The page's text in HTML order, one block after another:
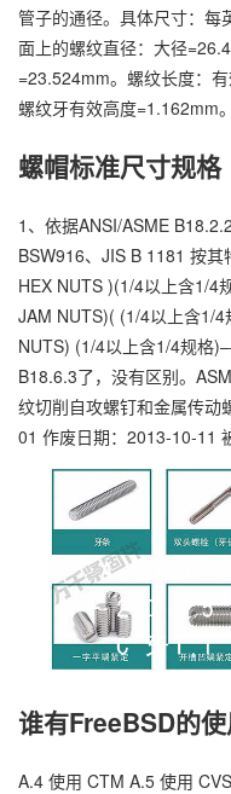
管子的通径。具体尺寸：
面上的螺纹直径：大径
=23.524mm。螺纹长度：
螺纹牙有效高度=1.162mm
螺帽标准尺寸规格
1、依据ANSI/ASME
BSW916、JIS B 1181 按
HEX NUTS )(1/4以上含1/4
JAM NUTS)( (1/4以上含1/
NUTS) (1/4以上含1/4规格
B18.6.3了，没有区别。
纹切削自攻螺钉和金属传动
01 作废日期：2013-10-11
谁有FreeBSD的
A.4 使用 CTM A.5 使用